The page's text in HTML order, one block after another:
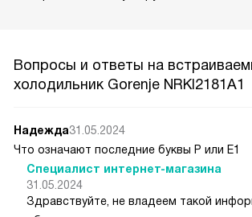
Вопросы и ответы на
холодильник Gorenje NRKI2181A1
Надежда31.05.2024
Что означают последние буквы P или Е1
Специалист интернет-магазина
31.05.2024
Здравствуйте, не владеем такой